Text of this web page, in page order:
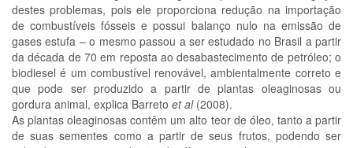
destes problemas, pois ele proporciona redução na importação
de combustíveis fósseis e possui balanço nulo na emissão de
gases estufa – o mesmo passou a ser estudado no Brasil a partir
da década de 70 em reposta ao desabastecimento de petróleo; o
biodiesel é um combustível renovável, ambientalmente correto e
que pode ser produzido a partir de plantas oleaginosas ou
gordura animal, explica Barreto et al (2008).
As plantas oleaginosas contêm um alto teor de óleo, tanto a partir
de suas sementes como a partir de seus frutos, podendo ser